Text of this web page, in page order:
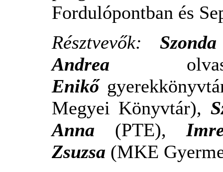
Fordulópontban és
Résztvevők:
Andrea
Enikő
Megyei Könyvtár),
Anna (PTE),
Zsuzsa (MKE